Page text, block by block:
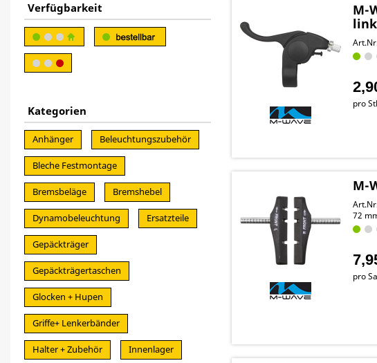
Verfügbarkeit
Kategorien
Anhänger Beleuchtungszubehör
Bleche Festmontage
Bremsbeläge Bremshebel
Dynamobeleuchtung Ersatzteile
Gepäckträger
Gepäckträgertaschen
Glocken + Hupen
Griffe+ Lenkerbänder
Halter + Zubehör Innenlager
M-
pro
M-
72
pro